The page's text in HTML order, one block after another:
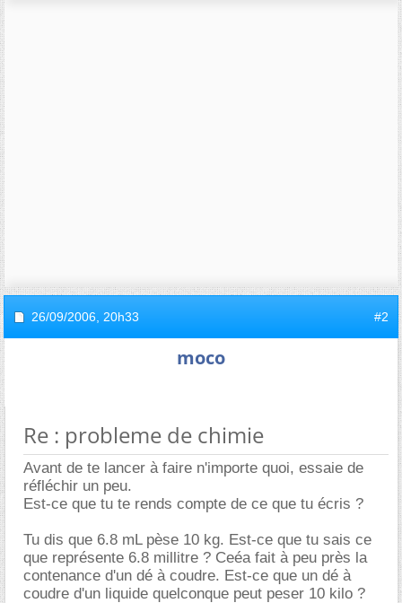
26/09/2006, 20h33 #2
moco
Re : probleme de chimie
Avant de te lancer à faire n'importe quoi, essaie de
réfléchir un peu.
Est-ce que tu te rends compte de ce que tu écris ?
Tu dis que 6.8 mL pèse 10 kg. Est-ce que tu sais ce
que représente 6.8 millitre ? Ceéa fait à peu près la
contenance d'un dé à coudre. Est-ce que un dé à
coudre d'un liquide quelconque peut peser 10 kilo ?